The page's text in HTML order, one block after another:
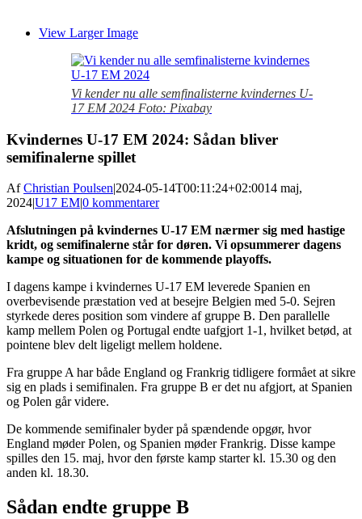
View Larger Image
Vi kender nu alle semfinalisterne kvindernes U-
17 EM 2024 Foto: Pixabay
Kvindernes U-17 EM 2024: Sådan bliver
semifinalerne spillet
AfChristian Poulsen|2024-05-14T00:11:24+02:0014 maj,
2024|U17 EM|0 kommentarer
Afslutningen på kvindernes U-17 EM nærmer sig med hastige
kridt, og semifinalerne står for døren. Vi opsummerer dagens
kampe og situationen for de kommende playoffs.
I dagens kampe i kvindernes U-17 EM leverede Spanien en
overbevisende præstation ved at besejre Belgien med 5-0. Sejren
styrkede deres position som vindere af gruppe B. Den parallelle
kamp mellem Polen og Portugal endte uafgjort 1-1, hvilket betød, at
pointene blev delt ligeligt mellem holdene.
Fra gruppe A har både England og Frankrig tidligere formået at sikre
sig en plads i semifinalen. Fra gruppe B er det nu afgjort, at Spanien
og Polen går videre.
De kommende semifinaler byder på spændende opgør, hvor
England møder Polen, og Spanien møder Frankrig. Disse kampe
spilles den 15. maj, hvor den første kamp starter kl. 15.30 og den
anden kl. 18.30.
Sådan endte gruppe B